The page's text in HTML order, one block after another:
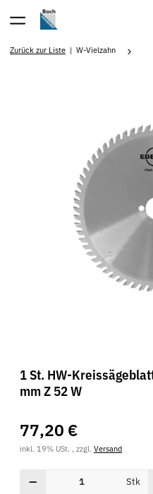
Zurück zur Liste W-Vielzahn
1 St. HW-
mm Z 52 W
77,20 €
inkl. 19% USt. , zzgl. Versand
Stk